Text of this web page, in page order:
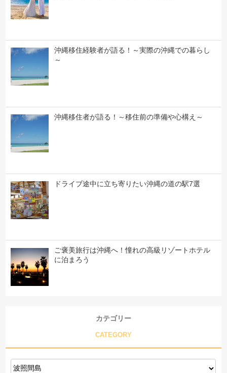
沖縄移住経験者が語る！～実際の沖縄での暮らし
～
沖縄移住者が語る！～移住前の準備や心構え～
ドライブ途中に立ち寄りたい沖縄の道の駅7選
ご褒美旅行は沖縄へ！憧れの高級リゾートホテル
に泊まろう
カテゴリー
CATEGORY